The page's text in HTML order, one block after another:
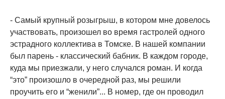
- Самый крупный розыгрыш, в котором мне довелось
участвовать, произошел во время гастролей одного
эстрадного коллектива в Томске. В нашей компании
был парень - классический бабник. В каждом городе,
куда мы приезжали, у него случался роман. И когда
“это” произошло в очередной раз, мы решили
проучить его и “женили”... В номер, где он проводил